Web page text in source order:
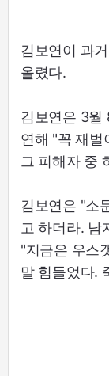
김보연이 과
올렸다.
김보연은 3월
연해 "꼭 재벌
그 피해자 중
김보연은 "소
고 하더라. 남
"지금은 우스
말 힘들었다.